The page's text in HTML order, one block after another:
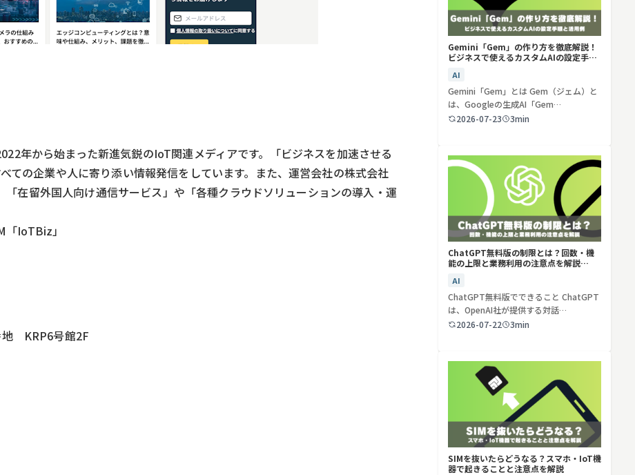
年から始まった新進気鋭のIoT関連メディアです。「ビジネスを加速させる
ての企業や人に寄り添い情報発信をしています。また、運営会社の株式会社
在留外国人向け通信サービス」や「各種クラウドソリューションの導入・運
IoTBiz」
地 KRP6号館2F
Gemini「Gem」の作り方を徹底解説！
ビジネスで使えるカスタムAIの設定手順
AI
Gemini「Gem」とは Gem（ジェム）と
は、Googleの生成AI「Gem…
2026-07-23
3min
ChatGPT無料版の制限とは？回数・機
能の上限と業務利用の注意点を解説
AI
ChatGPT無料版でできること ChatGPT
は、OpenAI社が提供する対話…
2026-07-22
3min
SIMを抜いたらどうなる？スマホ・IoT機
器で起きることと注意点を解説